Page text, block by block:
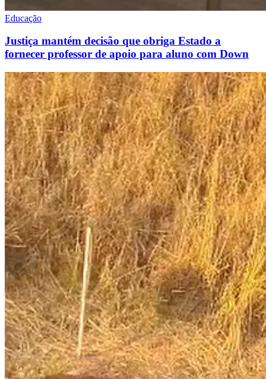
Educação
Justiça mantém decisão que obriga Estado a
fornecer professor de apoio para aluno com Down